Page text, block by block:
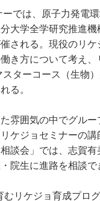
では、原子力発電
大学全学研究推進
れる。現役のリケ
き方について考え
ターコース（生物
る。
雰囲気の中でグル
ケジョセミナーの
談会」では、志賀
院生に進路を相談で
リケジョ育成プログ